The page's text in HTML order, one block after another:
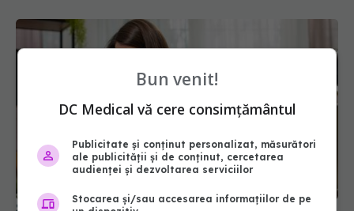
Bun venit!
DC Medical vă cere consimțământul
Publicitate și conținut personalizat, măsurători
ale publicității și de conținut, cercetarea
audienței și dezvoltarea serviciilor
Stocarea și/sau accesarea informațiilor de pe